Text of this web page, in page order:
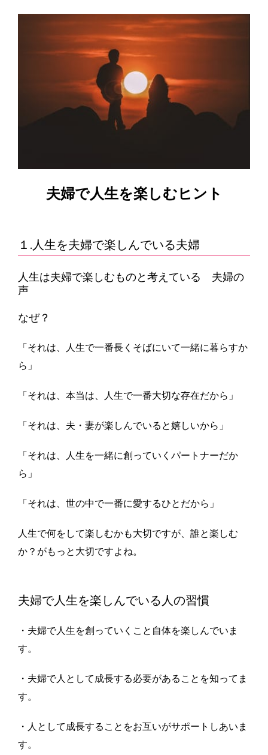
夫婦で人生を楽しむヒント
１.人生を夫婦で楽しんでいる夫婦
人生は夫婦で楽しむものと考えている 夫婦の
声
なぜ？
「それは、人生で一番長くそばにいて一緒に暮らすか
ら」
「それは、本当は、人生で一番大切な存在だから」
「それは、夫・妻が楽しんでいると嬉しいから」
「それは、人生を一緒に創っていくパートナーだか
ら」
「それは、世の中で一番に愛するひとだから」
人生で何をして楽しむかも大切ですが、誰と楽しむ
か？がもっと大切ですよね。
夫婦で人生を楽しんでいる人の習慣
・夫婦で人生を創っていくこと自体を楽しんでいま
す。
・夫婦で人として成長する必要があることを知ってま
す。
・人として成長することをお互いがサポートしあいま
す。